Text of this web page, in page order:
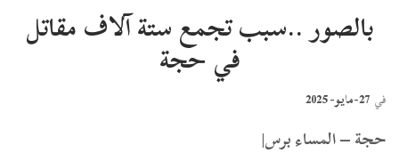
بالصور ..سبب تجمع ستة آلاف مقاتل
في حجة
في 27-مايو- 2025
حجة – المساء برس|